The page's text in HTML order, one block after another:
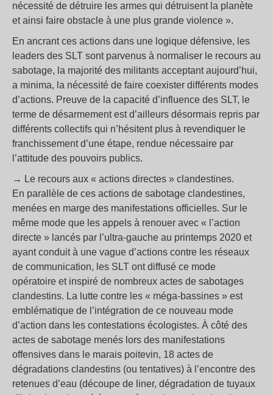
nécessité de détruire les armes qui détruisent la planète
et ainsi faire obstacle à une plus grande violence ».
En ancrant ces actions dans une logique défensive, les
leaders des SLT sont parvenus à normaliser le recours au
sabotage, la majorité des militants acceptant aujourd’hui,
a minima, la nécessité de faire coexister différents modes
d’actions. Preuve de la capacité d’influence des SLT, le
terme de désarmement est d’ailleurs désormais repris par
différents collectifs qui n’hésitent plus à revendiquer le
franchissement d’une étape, rendue nécessaire par
l’attitude des pouvoirs publics.
→ Le recours aux « actions directes » clandestines.
En parallèle de ces actions de sabotage clandestines,
menées en marge des manifestations officielles. Sur le
même mode que les appels à renouer avec « l’action
directe » lancés par l’ultra-gauche au printemps 2020 et
ayant conduit à une vague d’actions contre les réseaux
de communication, les SLT ont diffusé ce mode
opératoire et inspiré de nombreux actes de sabotages
clandestins. La lutte contre les « méga-bassines » est
emblématique de l’intégration de ce nouveau mode
d’action dans les contestations écologistes. À côté des
actes de sabotage menés lors des manifestations
offensives dans le marais poitevin, 18 actes de
dégradations clandestins (ou tentatives) à l’encontre des
retenues d’eau (découpe de liner, dégradation de tuyaux